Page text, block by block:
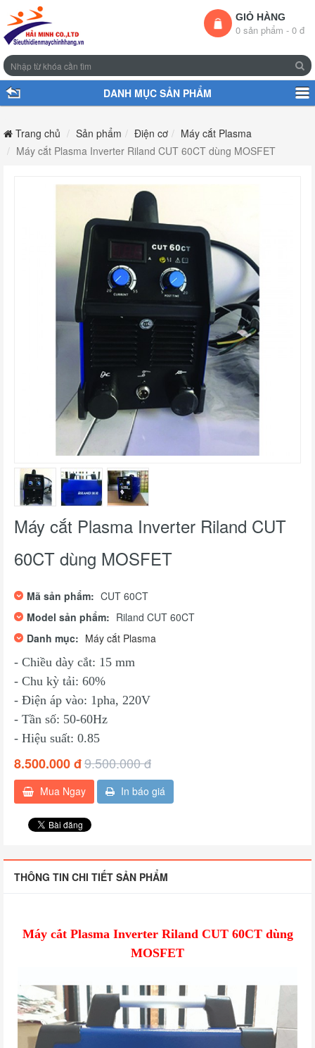
GIỎ HÀNG
0 sản phẩm - 0 đ
DANH MỤC SẢN PHẨM
Trang chủ Sản phẩm Điện cơ
Máy cắt Plasma
Máy cắt Plasma Inverter Riland CUT 60CT dùng MOSFET
Máy cắt Plasma Inverter Riland CUT
60CT dùng MOSFET
Mã sản phẩm: CUT 60CT
Model sản phẩm: Riland CUT 60CT
Danh mục: Máy cắt Plasma
- Chiều dày cắt: 15 mm
- Chu kỳ tải: 60%
- Điện áp vào: 1pha, 220V
- Tần số: 50-60Hz
- Hiệu suất: 0.85
8.500.000 đ9.500.000 đ
Mua Ngay In báo giá
THÔNG TIN CHI TIẾT SẢN PHẨM
Máy cắt Plasma Inverter Riland CUT 60CT dùng
MOSFET